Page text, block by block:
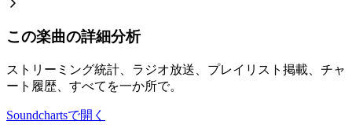
この楽曲の詳細分析
ストリーミング統計、ラジオ放送、プレイリスト掲載、チャ
ート履歴、すべてを一か所で。
Soundchartsで開く